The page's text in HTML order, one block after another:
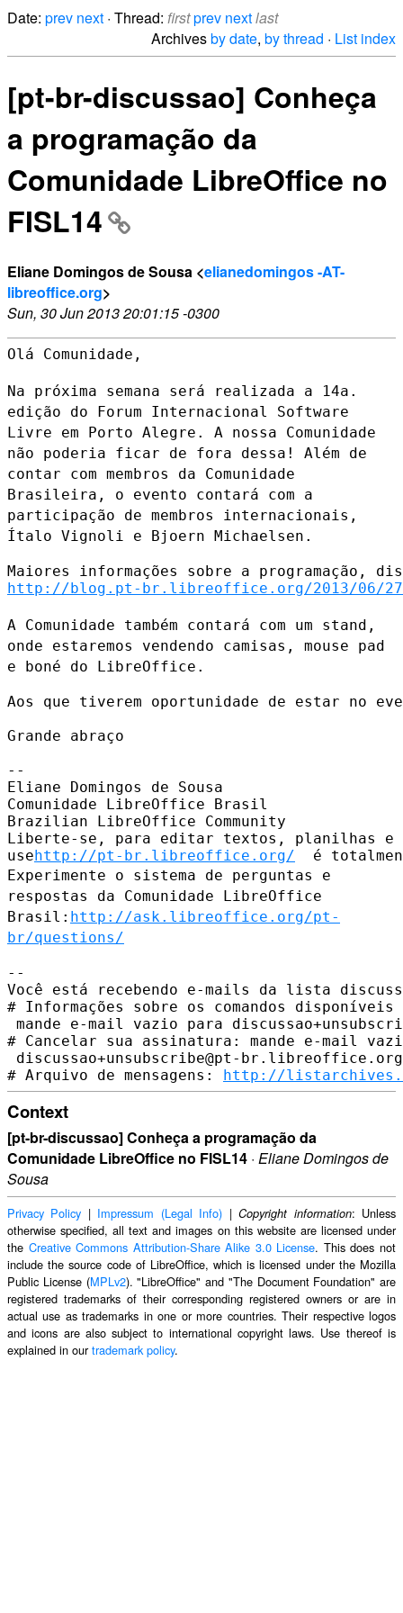
Date: prev next · Thread: firstprev nextlast
Archivesby date, by thread · List index
[pt-br-discussao] Conheça
a programação da
Comunidade LibreOffice no
FISL14
Eliane Domingos de Sousa <elianedomingos -AT-
libreoffice.org>
Sun, 30 Jun 2013 20:01:15 -0300
Olá Comunidade,
Na próxima semana será realizada a 14a.
edição do Forum Internacional Software
Livre em Porto Alegre. A nossa Comunidade
não poderia ficar de fora dessa! Além de
contar com membros da Comunidade
Brasileira, o evento contará com a
participação de membros internacionais,
Ítalo Vignoli e Bjoern Michaelsen.
http://blog.pt-br.libreoffice.org/2013/06/27/
A Comunidade também contará com um stand,
onde estaremos vendendo camisas, mouse pad
e boné do LibreOffice.
Aos que tiverem oportunidade de estar no
Grande abraço
--
Eliane Domingos de Sousa
Comunidade LibreOffice Brasil
Brazilian LibreOffice Community
Liberte-se, para editar textos, planilhas e
usehttp://pt-br.libreoffice.org/
Experimente o sistema de perguntas e
respostas da Comunidade LibreOffice
Brasil: http://ask.libreoffice.org/pt-
br/questions/
--
Você está recebendo e-mails da lista
# Informações sobre os comandos
mande e-mail vazio para
# Cancelar sua assinatura: mande e-mail
discussao+unsubscribe@pt-br.libreoffice.org
# Arquivo de mensagens: http://
Context
[pt-br-discussao] Conheça a programação da
Comunidade LibreOffice no FISL14 · Eliane Domingos de
Sousa
Privacy Policy | Impressum (Legal Info) |Copyright information: Unless
otherwise specified, all text and images on this website are licensed under
the Creative Commons Attribution-Share Alike 3.0 License. This does not
include the source code of LibreOffice, which is licensed under the Mozilla
Public License (MPLv2). "LibreOffice" and "The Document Foundation" are
registered trademarks of their corresponding registered owners or are in
actual use as trademarks in one or more countries. Their respective logos
and icons are also subject to international copyright laws. Use thereof is
explained in ourtrademark policy.